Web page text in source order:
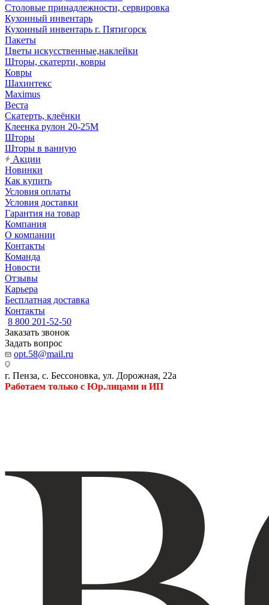
Столовые принадлежности, сервировка
Кухонный инвентарь
Кухонный инвентарь г. Пятигорск
Пакеты
Цветы искусственные,наклейки
Шторы, скатерти, ковры
Ковры
Шахинтекс
Maximus
Веста
Скатерть, клеёнки
Клеенка рулон 20-25М
Шторы
Шторы в ванную
Акции
Новинки
Как купить
Условия оплаты
Условия доставки
Гарантия на товар
Компания
О компании
Контакты
Команда
Новости
Отзывы
Карьера
Бесплатная доставка
Контакты
8 800 201-52-50
Заказать звонок
Задать вопрос
opt.58@mail.ru
г. Пенза, с. Бессоновка, ул. Дорожная, 22а
Работаем только с Юр.лицами и ИП